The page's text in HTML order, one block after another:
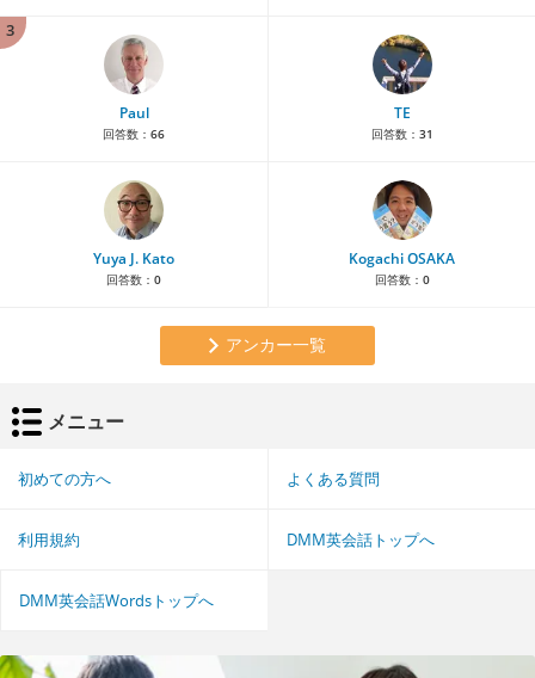
3
Paul
回答数： 66
TE
回答数： 31
Yuya J. Kato
回答数： 0
Kogachi OSAKA
回答数： 0
アンカー一覧
メニュー
初めての方へ よくある質問
利用規約 DMM英会話トップへ
DMM英会話Wordsトップへ